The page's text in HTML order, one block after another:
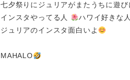
七夕祭りにジュリアがまたうちに遊
インスタやってる人
ハワイ好きな人
ジュリアのインスタ面白いよ
MAHALO